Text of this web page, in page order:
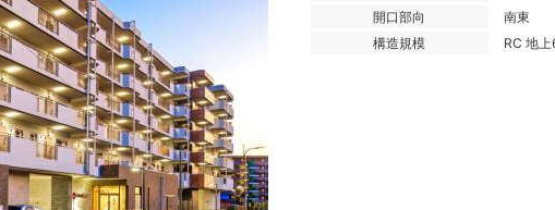
開口部向
南東
構造規模
RC 地